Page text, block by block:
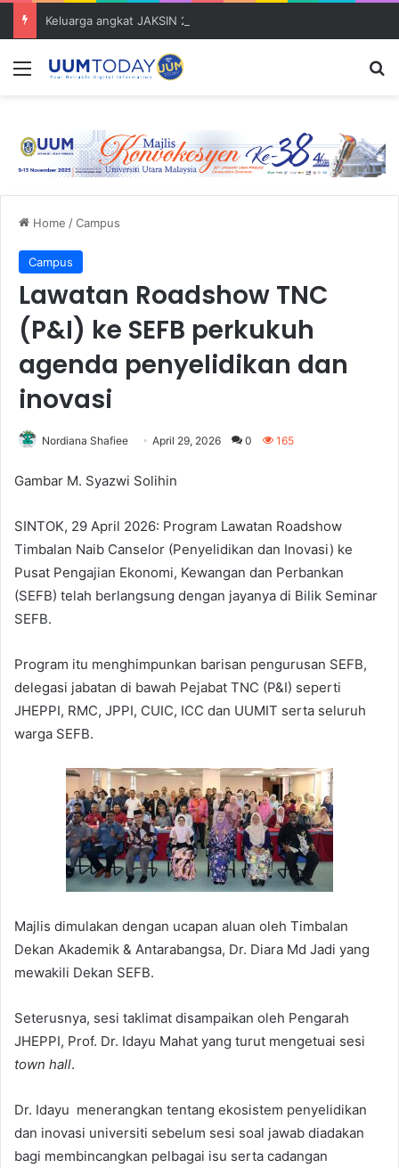
Menu
Home /Campus
Campus
Lawatan Roadshow TNC
(P&I) ke SEFB perkukuh
agenda penyelidikan dan
inovasi
Nordiana Shafiee April 29, 2026 0 165
Gambar M. Syazwi Solihin
SINTOK, 29 April 2026: Program Lawatan Roadshow
Timbalan Naib Canselor (Penyelidikan dan Inovasi) ke
Pusat Pengajian Ekonomi, Kewangan dan Perbankan
(SEFB) telah berlangsung dengan jayanya di Bilik Seminar
SEFB.
Program itu menghimpunkan barisan pengurusan SEFB,
delegasi jabatan di bawah Pejabat TNC (P&I) seperti
JHEPPI, RMC, JPPI, CUIC, ICC dan UUMIT serta seluruh
warga SEFB.
Majlis dimulakan dengan ucapan aluan oleh Timbalan
Dekan Akademik & Antarabangsa, Dr. Diara Md Jadi yang
mewakili Dekan SEFB.
Seterusnya, sesi taklimat disampaikan oleh Pengarah
JHEPPI, Prof. Dr. Idayu Mahat yang turut mengetuai sesi
town hall.
Dr. Idayu menerangkan tentang ekosistem penyelidikan
dan inovasi universiti sebelum sesi soal jawab diadakan
bagi membincangkan pelbagai isu serta cadangan